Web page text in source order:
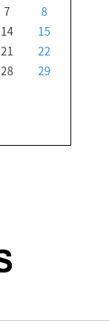
7
8
14
15
21
22
28
29